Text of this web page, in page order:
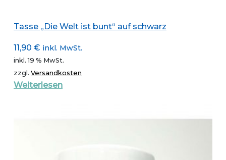
Tasse „Die Welt ist bunt“ auf schwarz
11,90 € inkl. MwSt.
inkl. 19 % MwSt.
zzgl. Versandkosten
Weiterlesen